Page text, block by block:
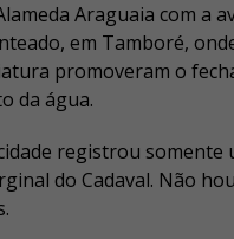
Araguaia com a
em Tamboré,
promoveram o
da água.
registrou somente
do Cadaval. Não